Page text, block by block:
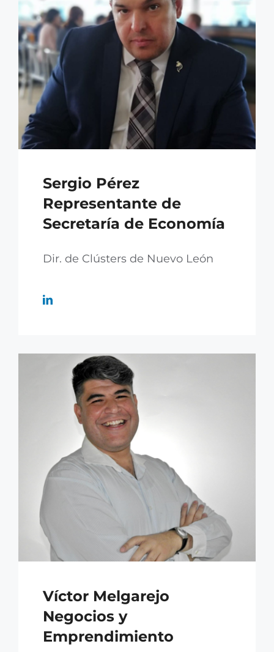
Sergio Pérez
Representante de
Secretaría de Economía
Dir. de Clústers de Nuevo León
Víctor Melgarejo
Negocios y
Emprendimiento